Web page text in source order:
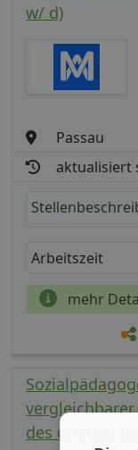
w/ d)
Passau
aktualisiert
Arbeitszeit
mehr
des offenen